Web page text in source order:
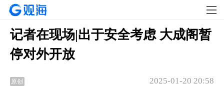
记者在现场|出于安全考虑 大成阁暂
停对外开放
原创 2025-01-20 20:58